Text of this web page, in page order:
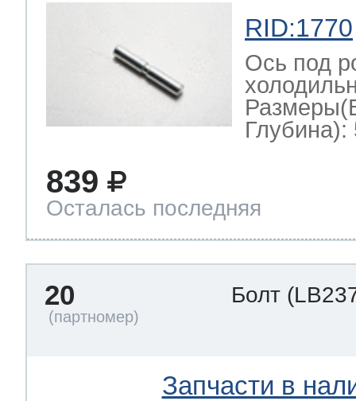
RID:1770
Ось под
Глубина):
839
Осталась последняя
20 Болт
Запчасти в